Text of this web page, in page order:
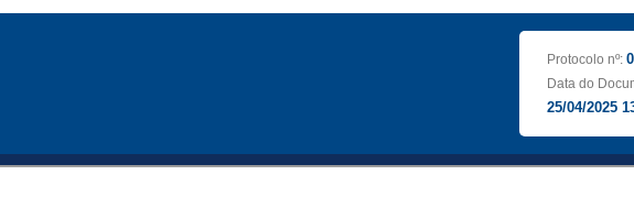
Protocolo nº:
Data do
25/04/2025